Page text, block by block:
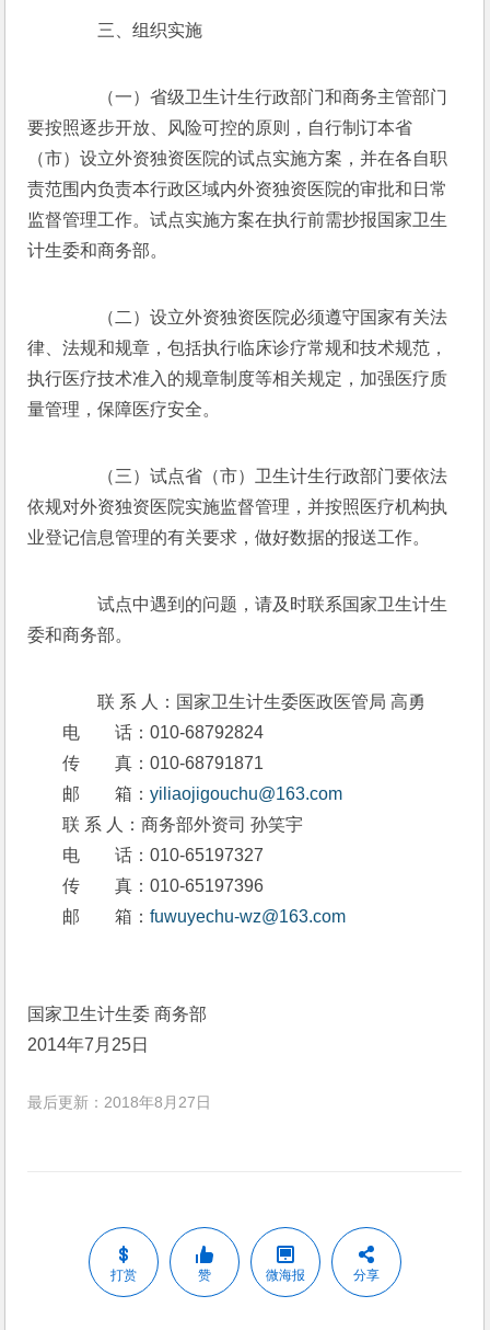
三、组织实施
（一）省级卫生计生行政部门和商务主管部门
要按照逐步开放、风险可控的原则，自行制订本省
（市）设立外资独资医院的试点实施方案，并在各自职
责范围内负责本行政区域内外资独资医院的审批和日常
监督管理工作。试点实施方案在执行前需抄报国家卫生
计生委和商务部。
（二）设立外资独资医院必须遵守国家有关法
律、法规和规章，包括执行临床诊疗常规和技术规范，
执行医疗技术准入的规章制度等相关规定，加强医疗质
量管理，保障医疗安全。
（三）试点省（市）卫生计生行政部门要依法
依规对外资独资医院实施监督管理，并按照医疗机构执
业登记信息管理的有关要求，做好数据的报送工作。
试点中遇到的问题，请及时联系国家卫生计生
委和商务部。
联 系 人：国家卫生计生委医政医管局 高勇
电　　话：010-68792824
传　　真：010-68791871
邮　　箱：yiliaojigouchu@163.com
联 系 人：商务部外资司 孙笑宇
电　　话：010-65197327
传　　真：010-65197396
邮　　箱：fuwuyechu-wz@163.com
国家卫生计生委 商务部
2014年7月25日
最后更新：2018年8月27日
打赏 赞 微海报 分享